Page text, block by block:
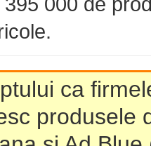
ca
produsele